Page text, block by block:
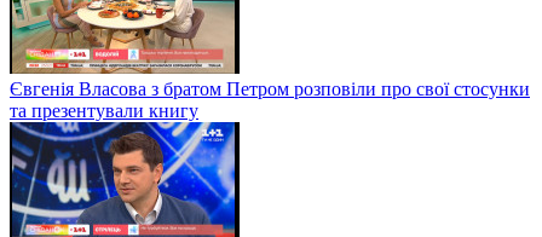
Євгенія Власова з братом Петром розповіли про свої стосунки
та презентували книгу